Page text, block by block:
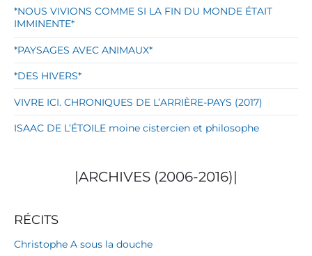
*NOUS VIVIONS COMME SI LA FIN DU MONDE ÉTAIT
IMMINENTE*
*PAYSAGES AVEC ANIMAUX*
*DES HIVERS*
VIVRE ICI. CHRONIQUES DE L’ARRIÈRE-PAYS (2017)
ISAAC DE L’ÉTOILE moine cistercien et philosophe
|ARCHIVES (2006-2016)|
RÉCITS
Christophe A sous la douche